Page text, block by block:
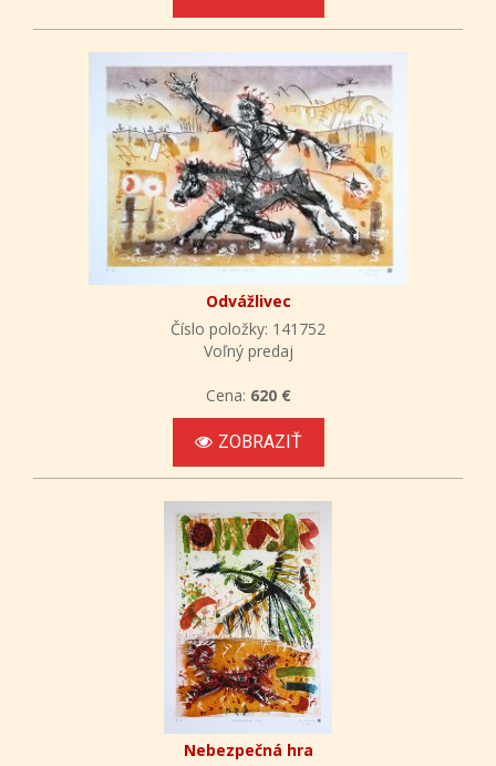
Odvážlivec
Číslo položky: 141752
Voľný predaj
Cena: 620 €
ZOBRAZIŤ
Nebezpečná hra